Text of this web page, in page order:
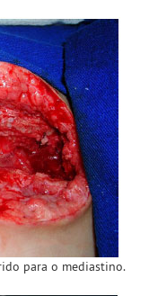
para o mediastino.